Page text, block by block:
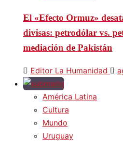
El «Efecto Ormuz»
divisas: petrodólar vs.
mediación de Pakistán
Editor La Humanidad
América Latina
Cultura
Mundo
Uruguay